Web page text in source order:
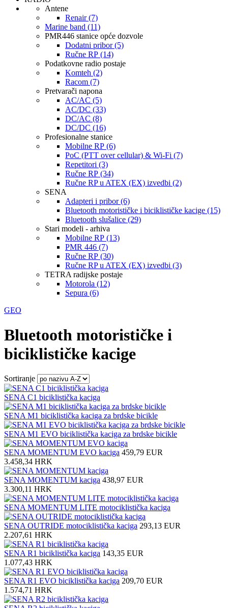
Antene
Renair (7)
Marine band (11)
PMR446 stanice opće dozvole
Dodatni pribor (5)
Ručne RP (14)
Podatkovne radio postaje
Komteh (2)
Racom (7)
Pretvarači napona
AC/AC (5)
AC/DC (33)
DC/AC (8)
DC/DC (16)
Profesionalne stanice
Mobilne RP (6)
PoC (PTT over cellular) & Wi-Fi (7)
Repetitori (3)
Ručne RP (34)
Ručne RP u ATEX (EX) izvedbi (2)
SENA
Adapteri i pribor (6)
Bluetooth motorističke i biciklističke kacige (15)
Bluetooth slušalice (29)
Stari modeli - arhiva
Mobilne RP (13)
PMR 446 (7)
Ručne RP (30)
Ručne RP u ATEX (EX) izvedbi (3)
TETRA radijske postaje
Motorola (12)
Sepura (6)
GEO
Bluetooth motorističke i
biciklističke kacige
Sortiranje
SENA C1 biciklistička kaciga
SENA M1 biciklistička kaciga za brdske bicikle
SENA M1 EVO biciklistička kaciga za brdske bicikle
SENA MOMENTUM EVO kaciga 459,79 EUR
3.458,34 HRK
SENA MOMENTUM kaciga 438,97 EUR
3.300,11 HRK
SENA MOMENTUM LITE motociklistička kaciga
SENA OUTRIDE motociklistička kaciga 293,13 EUR
2.207,61 HRK
SENA R1 biciklistička kaciga 143,35 EUR
1.077,43 HRK
SENA R1 EVO biciklistička kaciga 209,70 EUR
1.574,71 HRK